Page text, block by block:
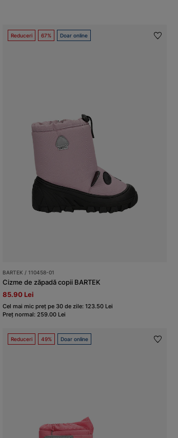
Reduceri 67% Doar online
BARTEK / 110458-01
Cizme de zăpadă copii BARTEK
85.90 Lei
Cel mai mic preț pe 30 de zile: 123.50 Lei
Preț normal: 259.00 Lei
Reduceri 49% Doar online